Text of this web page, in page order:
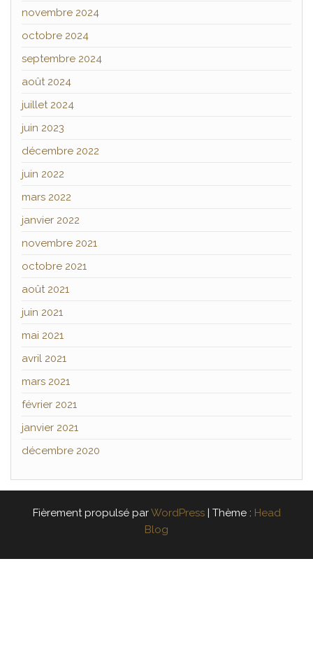
novembre 2024
octobre 2024
septembre 2024
août 2024
juillet 2024
juin 2023
décembre 2022
juin 2022
mars 2022
janvier 2022
novembre 2021
octobre 2021
août 2021
juin 2021
mai 2021
avril 2021
mars 2021
février 2021
janvier 2021
décembre 2020
Fièrement propulsé parWordPress | Thème : Head
Blog